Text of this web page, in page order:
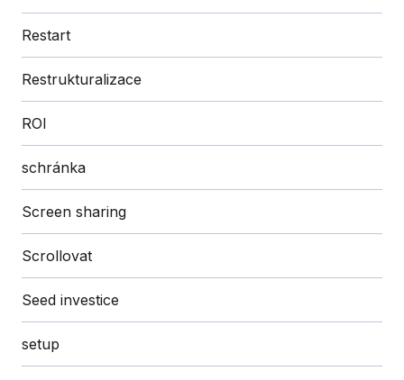
Restart
Restrukturalizace
ROI
schránka
Screen sharing
Scrollovat
Seed investice
setup